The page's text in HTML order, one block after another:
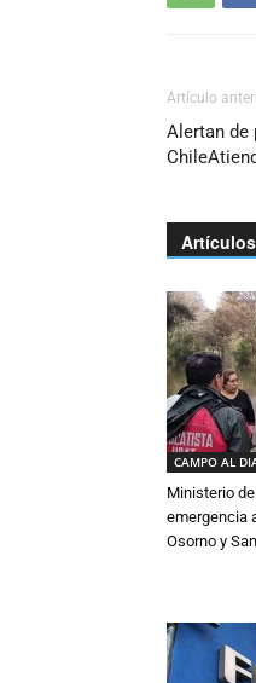
Artículo
Alertan de
CAMPO AL
Ministerio
emergencia
Osorno y